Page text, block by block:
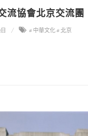
流協會北京交流團
# 中華文化# 北京